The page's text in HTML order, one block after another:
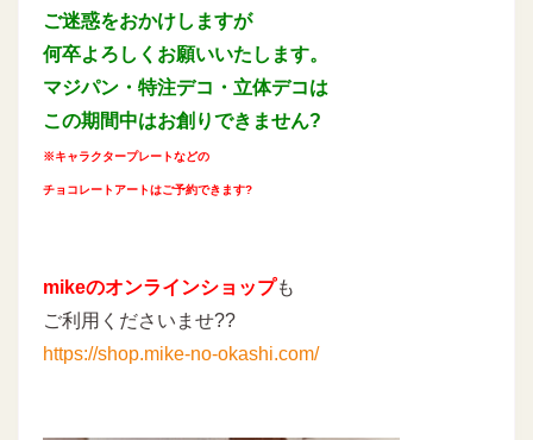
ご迷惑をおかけしますが
何卒よろしくお願いいたします。
マジパン・特注デコ・立体デコは
この期間中はお創りできません?
※キャラクタープレートなどの
チョコレートアートはご予約できます?
mikeのオンラインショップも
ご利用くださいませ??
https://shop.mike-no-okashi.com/